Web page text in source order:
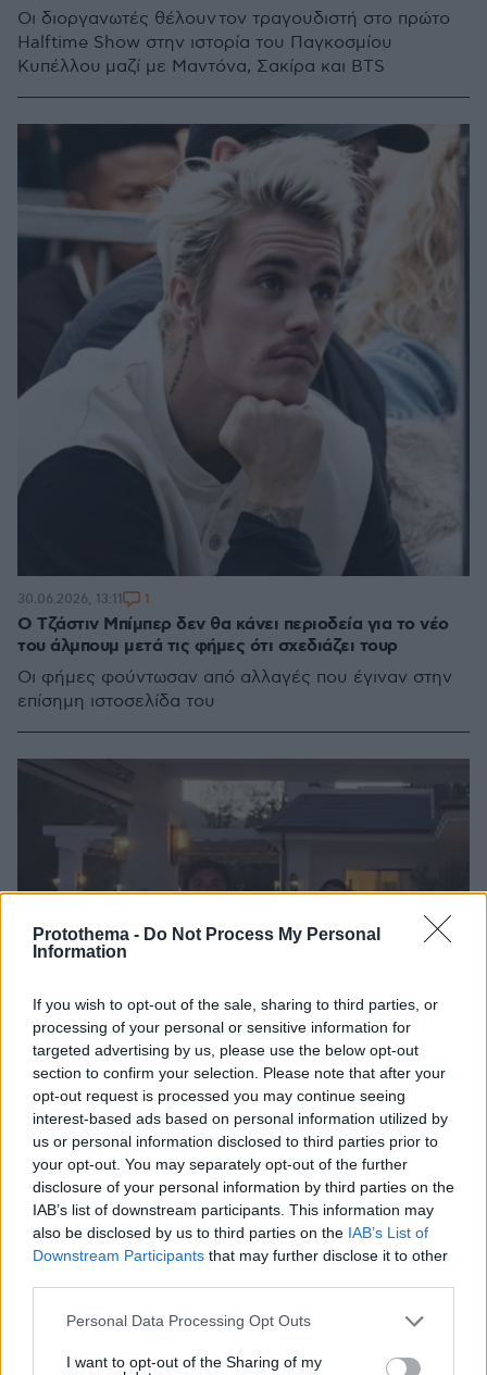
Protothema - Do Not Process My Personal
Information
If you wish to opt-out of the sale, sharing to third parties, or
processing of your personal or sensitive information for
targeted advertising by us, please use the below opt-out
section to confirm your selection. Please note that after your
opt-out request is processed you may continue seeing
interest-based ads based on personal information utilized by
us or personal information disclosed to third parties prior to
your opt-out. You may separately opt-out of the further
disclosure of your personal information by third parties on the
IAB’s list of downstream participants. This information may
also be disclosed by us to third parties on the IAB’s List of
Downstream Participants that may further disclose it to other
Please note that this website/app uses one or more Google
not limited to your visit or usage behaviour. You may click to
Personal Data Processing Opt Outs
I want to opt-out of the Sharing of my
Οι διοργανωτές θέλουν τον τραγουδιστή στο πρώτο
Halftime Show στην ιστορία του Παγκοσμίου
Κυπέλλου μαζί με Μαντόνα, Σακίρα και BTS
Ο Τζάστιν Μπίμπερ δεν θα κάνει περιοδεία για το νέο
του άλμπουμ μετά τις φήμες ότι σχεδιάζει τουρ
Οι φήμες φούντωσαν από αλλαγές που έγιναν στην
επίσημη ιστοσελίδα του
30.06.2026, 13:11 1
Ο Τζάστιν Μπίμπερ γέμισε τη Χέιλι Μπίμπερ με φιλιά
Η σύζυγος του τραγουδιστή μοιράστηκε βίντεο από
τη στιγμή στα social media
16.06.2026, 17:16